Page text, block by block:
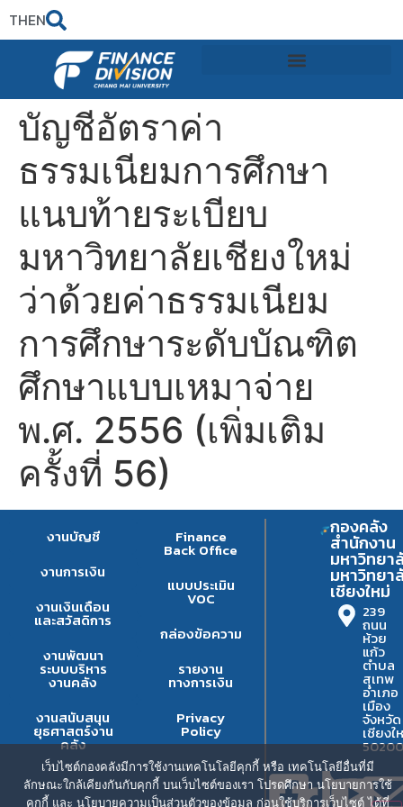
THEN
บัญชีอัตราค่า
ธรรมเนียมการศึกษา
แนบท้ายระเบียบ
มหาวิทยาลัยเชียงใหม่
ว่าด้วยค่าธรรมเนียม
การศึกษาระดับบัณฑิต
ศึกษาแบบเหมาจ่าย
พ.ศ. 2556 (เพิ่มเติม
ครั้งที่ 56)
งานบัญชี
งานการเงิน
งานเงินเดือน
และสวัสดิการ
งานพัฒนา
ระบบบริหาร
งานคลัง
งานสนับสนุน
ยุธศาสตร์งาน
คลัง
Finance
Back Office
แบบประเมิน
VOC
กล่องข้อความ
รายงาน
ทางการเงิน
Privacy
Policy
กองคลัง
สำนักงาน
มหาวิทยา
มหาวิทยา
เชียงใหม่
239
ถนน
ห้วย
แก้ว
ตำบล
สุเทพ
อำเภอ
เมือง
จังหวัด
เชียงใ
50200
เว็บไซต์กองคลังมีการใช้งานเทคโนโลยีคุกกี้ หรือ เทคโนโลยีอื่นที่มี
ลักษณะใกล้เคียงกันกับคุกกี้ บนเว็บไซต์ของเรา โปรดศึกษา นโยบายการใช้
คุกกี้ และ นโยบายความเป็นส่วนตัวของข้อมูล ก่อนใช้บริการเว็บไซต์ ได้ที่